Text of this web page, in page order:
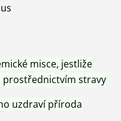
misce, jestliže
prostřednictvím stravy
uzdraví příroda